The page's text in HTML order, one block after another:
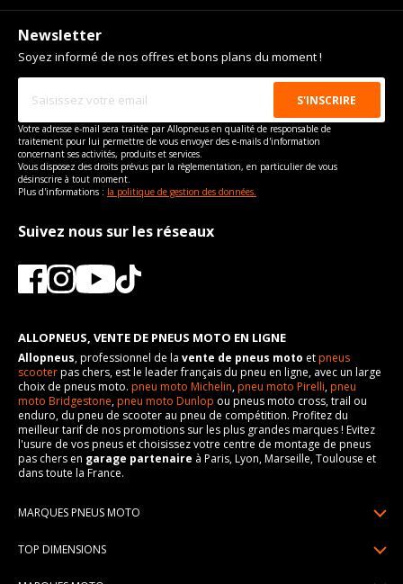
Newsletter
Soyez informé de nos offres et bons plans du moment !
Votre adresse e-mail sera traitée par Allopneus en qualité de responsable de
traitement pour lui permettre de vous envoyer des e-mails d'information
concernant ses activités, produits et services.
Vous disposez des droits prévus par la règlementation, en particulier de vous
désinscrire à tout moment.
Plus d'informations : la politique de gestion des données.
Suivez nous sur les réseaux
ALLOPNEUS, VENTE DE PNEUS MOTO EN LIGNE
Allopneus, professionnel de la vente de pneus moto etpneus
scooterpas chers, est le leader français du pneu en ligne, avec un large
choix de pneus moto. pneu moto Michelin,pneu moto Pirelli,pneu
moto Bridgestone,pneu moto Dunlop ou pneus moto cross, trail ou
enduro, du pneu de scooter au pneu de compétition. Profitez du
meilleur tarif de nos promotions sur les plus grandes marques ! Evitez
l'usure de vos pneus et choisissez votre centre de montage de pneus
pas chers en garage partenaire à Paris, Lyon, Marseille, Toulouse et
dans toute la France.
MARQUES PNEUS MOTO
TOP DIMENSIONS